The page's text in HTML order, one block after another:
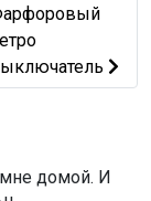
-
домой. И